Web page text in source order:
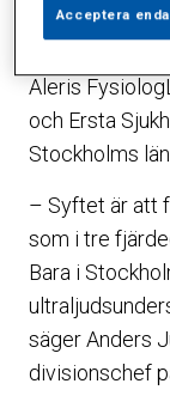
dödligheten i
Aleris
och Ersta
Stockholms
– Syftet är att
som i tre
Bara i
säger Anders
divisionschef
Acceptera